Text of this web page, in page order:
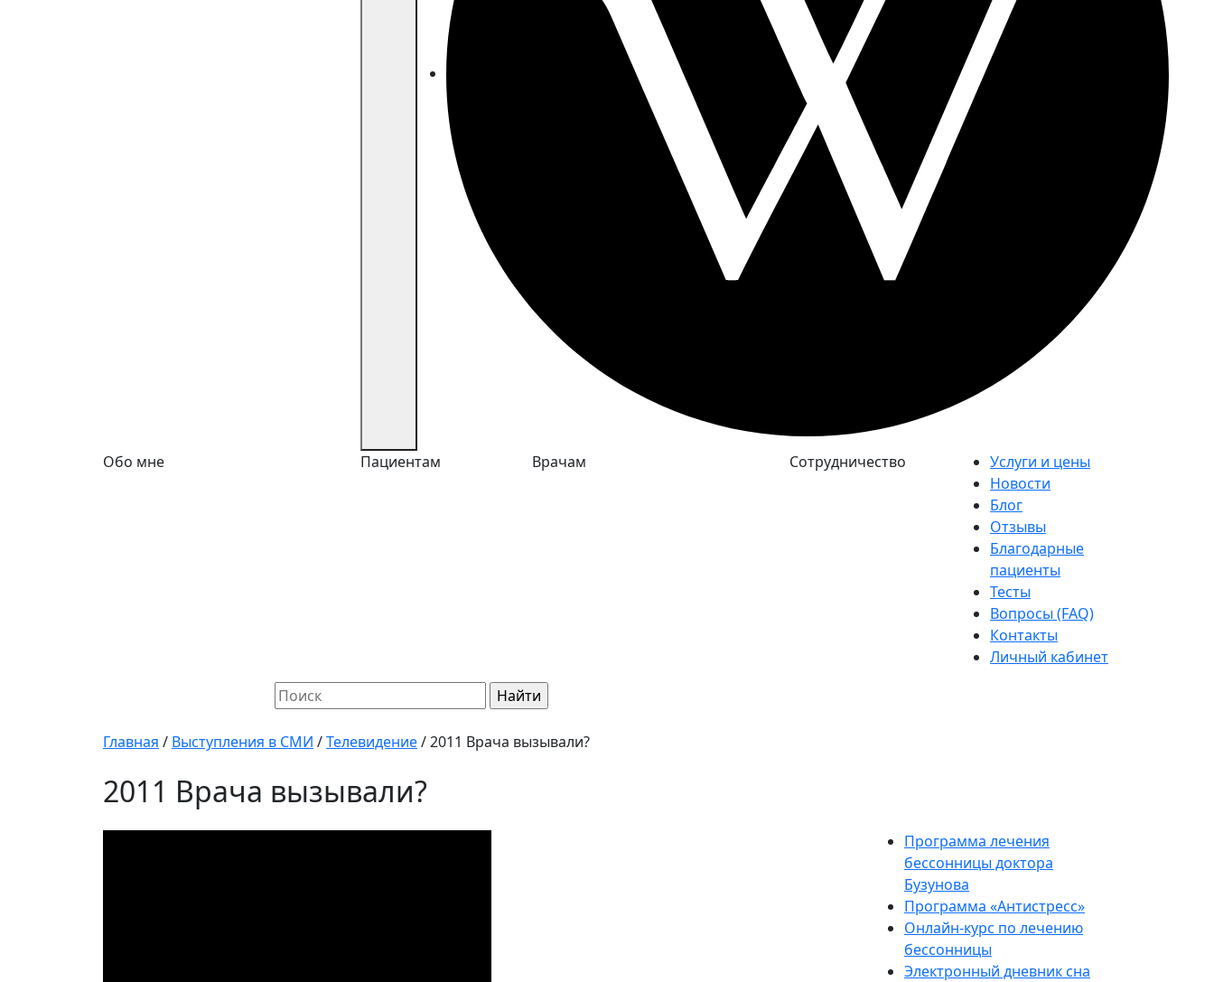
Обо мне Пациентам Врачам Сотрудничество
Услуги и цены
Новости
Блог
Отзывы
Благодарные
пациенты
Тесты
Вопросы (FAQ)
Контакты
Личный кабинет
Найти:
Главная / Выступления в СМИ /Телевидение/2011 Врача вызывали?
2011 Врача вызывали?
Программа лечения
бессонницы доктора
Бузунова
Программа «Антистресс»
Онлайн-курс по лечению
бессонницы
Электронный дневник сна